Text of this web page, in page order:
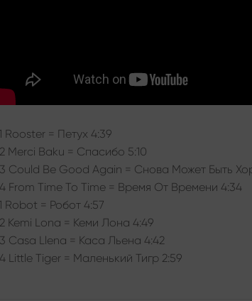
Rooster = Петух 4:39
Merci Baku = Спасибо 5:10
Could Be Good Again = Снова Может Быть
From Time To Time = Время От Времени 4:34
Robot = Робот 4:57
Kemi Lona = Кеми Лона 4:49
Casa Llena = Каса Льена 4:42
Little Tiger = Маленький Тигр 2:59